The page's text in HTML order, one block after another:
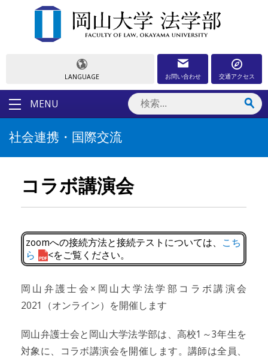
LANGUAGE お問い合わせ 交通アクセス
MENU
社会連携・国際交流
コラボ講演会
zoomへの接続方法と接続テストについては、 こち
ら
<をご覧ください。
岡山弁護士会×岡山大学法学部コラボ講演会
2021（オンライン）を開催します
岡山弁護士会と岡山大学法学部は、高校1～3年生を
対象に、コラボ講演会を開催します。講師は全員、